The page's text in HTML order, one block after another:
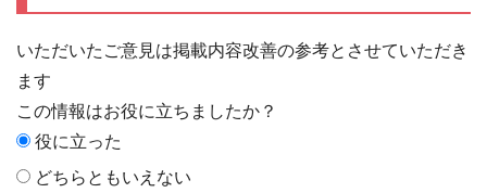
いただいたご意見は掲載内容改善の参考とさせていただき
ます
この情報はお役に立ちましたか？
役に立った
どちらともいえない